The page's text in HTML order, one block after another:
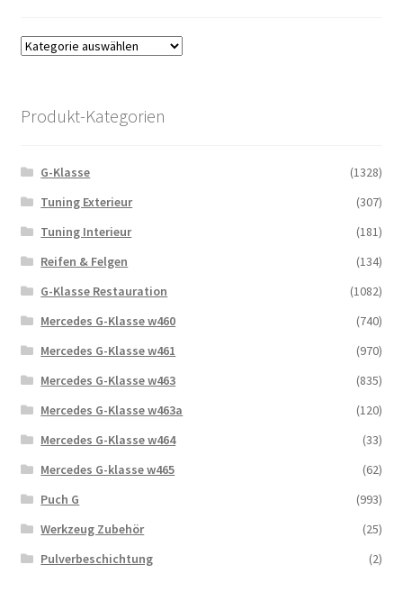
Produkt-Kategorien
G-Klasse
(1328)
Tuning Exterieur
(307)
Tuning Interieur
(181)
Reifen & Felgen
(134)
G-Klasse Restauration
(1082)
Mercedes G-Klasse w460
(740)
Mercedes G-Klasse w461
(970)
Mercedes G-Klasse w463
(835)
Mercedes G-Klasse w463a
(120)
Mercedes G-Klasse w464
(33)
Mercedes G-klasse w465
(62)
Puch G
(993)
Werkzeug Zubehör
(25)
Pulverbeschichtung
(2)